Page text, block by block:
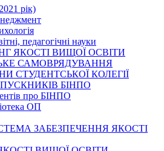
рік)
педагогічні науки
ЯКОСТІ ВИЩОЇ ОСВІТИ
САМОВРЯДУВАННЯ
СТУДЕНТСЬКОЇ КОЛЕГІЇ
БІНПО
про БІНПО
ОП
ЗАБЕЗПЕЧЕННЯ ЯКОСТІ